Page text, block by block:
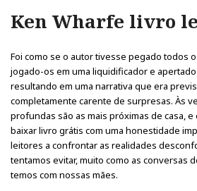
Ken Wharfe livro
Foi como se o autor tivesse pegado todos
jogado-os em uma liquidificador e
resultando em uma narrativa que era
completamente carente de surpresas. Às
profundas são as mais próximas de casa,
baixar livro grátis com uma honestidade
leitores a confrontar as realidades
tentamos evitar, muito como as conversas
temos com nossas mães.